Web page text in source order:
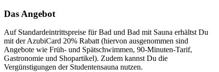
Das Angebot
Auf Standardeintrittspreise für Bad und Bad mit Sauna erhältst Du
mit der AzubiCard 20% Rabatt (hiervon ausgenommen sind
Angebote wie Früh- und Spätschwimmen, 90-Minuten-Tarif,
Gastronomie und Shopartikel). Zudem kannst Du die
Vergünstigungen der Studentensauna nutzen.